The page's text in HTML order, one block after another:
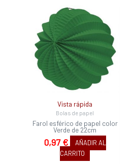
Vista rápida
Bolas de papel
Farol esférico de papel color
Verde de 22cm
0,97€
AÑADIR AL
CARRITO